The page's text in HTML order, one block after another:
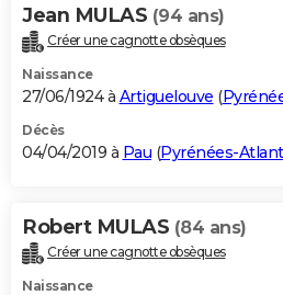
Jean MULAS (94 ans)
Créer une cagnotte obsèques
Naissance
27/06/1924 à Artiguelouve (
Décès
04/04/2019 à Pau (Pyrénées-
Robert MULAS (84 ans)
Créer une cagnotte obsèques
Naissance